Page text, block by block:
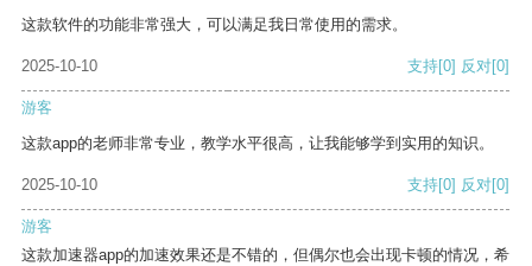
这款软件的功能非常强大，可以满足我日常使用的需求。
2025-10-10 支持[0] 反对[0]
游客
这款app的老师非常专业，教学水平很高，让我能够学到实用的知识。
2025-10-10 支持[0] 反对[0]
游客
这款加速器app的加速效果还是不错的，但偶尔也会出现卡顿的情况，希